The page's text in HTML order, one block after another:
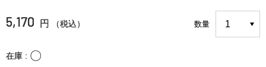
5,170 円 （税込） 数量
在庫 〇